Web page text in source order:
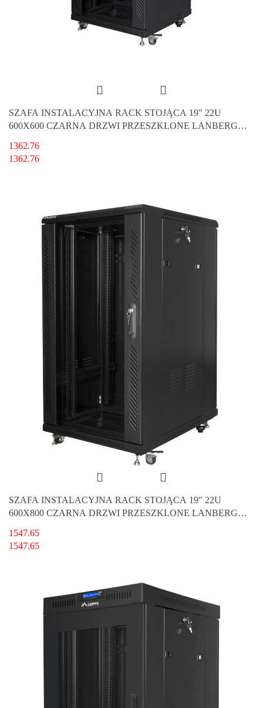
SZAFA INSTALACYJNA RACK STOJĄCA 19" 22U
600X600 CZARNA DRZWI PRZESZKLONE LANBERG
1362.76
1362.76
SZAFA INSTALACYJNA RACK STOJĄCA 19" 22U
600X800 CZARNA DRZWI PRZESZKLONE LANBERG
1547.65
1547.65